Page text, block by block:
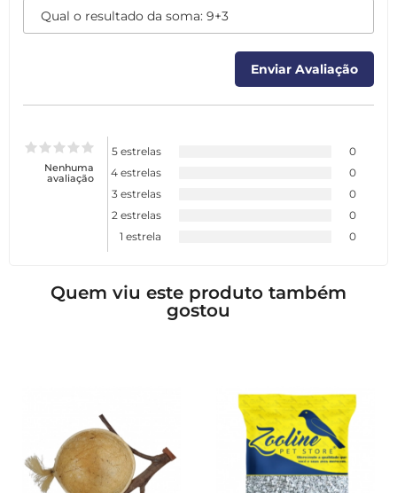
Nenhuma
avaliação
5 estrelas
0
4 estrelas
0
3 estrelas
0
2 estrelas
0
1 estrela
0
Quem viu este produto também
gostou